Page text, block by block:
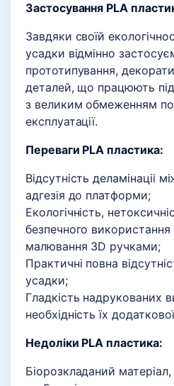
Застосування PLA
Завдяки своїй
усадки відмінно
прототипування,
деталей, що працюють
з великим обмеженням по
експлуатації.
Переваги PLA пластика:
Відсутність деламінаціі
адгезія до платформи;
Екологічність,
безпечного використання
малювання 3D ручками;
Практичні повна
усадки;
Гладкість надрукованих
необхідність їх
Недоліки PLA пластика:
Біорозкладаний матеріал,